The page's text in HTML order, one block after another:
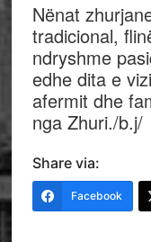
Nënat
tradicional,
ndryshme
edhe dita e
afermit dhe
nga Zhuri./b.j/
Share via:
Facebook